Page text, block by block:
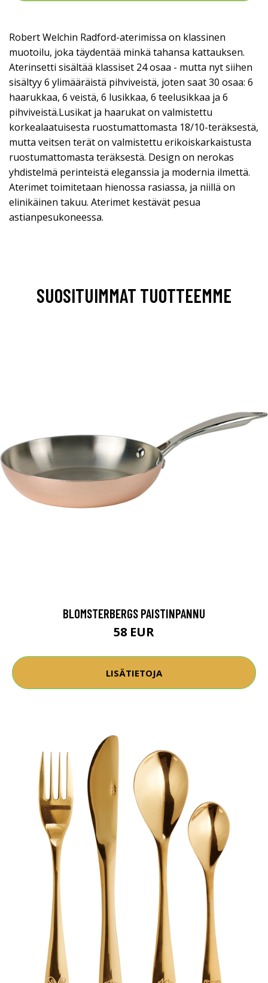
Robert Welchin Radford-aterimissa on klassinen
muotoilu, joka täydentää minkä tahansa kattauksen.
Aterinsetti sisältää klassiset 24 osaa - mutta nyt siihen
sisältyy 6 ylimääräistä pihviveistä, joten saat 30 osaa: 6
haarukkaa, 6 veistä, 6 lusikkaa, 6 teelusikkaa ja 6
pihviveistä.Lusikat ja haarukat on valmistettu
korkealaatuisesta ruostumattomasta 18/10-teräksestä,
mutta veitsen terät on valmistettu erikoiskarkaistusta
ruostumattomasta teräksestä. Design on nerokas
yhdistelmä perinteistä eleganssia ja modernia ilmettä.
Aterimet toimitetaan hienossa rasiassa, ja niillä on
elinikäinen takuu. Aterimet kestävät pesua
astianpesukoneessa.
SUOSITUIMMAT TUOTTEEMME
BLOMSTERBERGS PAISTINPANNU
58 EUR
LISÄTIETOJA